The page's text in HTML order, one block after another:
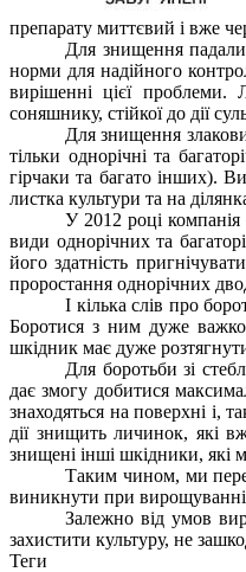
препарату миттєвий і вже
Для знищення
норми для надійного
вирішенні цієї проблеми.
соняшнику, стійкої до дії
Для знищення
тільки однорічні та
гірчаки та багато інших).
листка культури та на
У 2012 році
види однорічних та
його здатність
проростання однорічних
І кілька слів про
Боротися з ним дуже важко,
шкідник має дуже
Для боротьби зі
дає змогу добитися
знаходяться на поверхні і,
дії знищить личинок, які
знищені інші шкідники, які
Таким чином, ми
виникнути при вирощуванні
Залежно від умов
захистити культуру, не
Теги